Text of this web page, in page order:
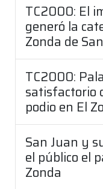
TC2000: El
generó la
Zonda de
TC2000:
satisfactorio
podio en El
San Juan y
el público el
Zonda